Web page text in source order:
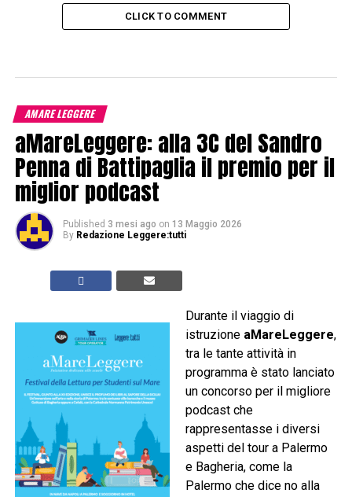
CLICK TO COMMENT
AMARE LEGGERE
aMareLeggere: alla 3C del Sandro
Penna di Battipaglia il premio per il
miglior podcast
Published 3 mesi ago on 13 Maggio 2026
By Redazione Leggere:tutti
Durante il viaggio di
istruzione aMareLeggere,
tra le tante attività in
programma è stato lanciato
un concorso per il migliore
podcast che
rappresentasse i diversi
aspetti del tour a Palermo
e Bagheria, come la
Palermo che dice no alla